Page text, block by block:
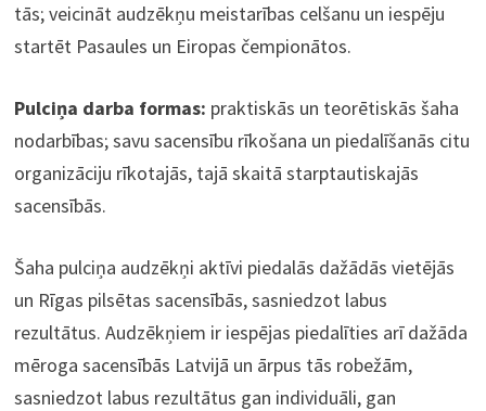
tās; veicināt audzēkņu meistarības celšanu un iespēju
startēt Pasaules un Eiropas čempionātos.
Pulciņa darba formas: praktiskās un teorētiskās šaha
nodarbības; savu sacensību rīkošana un piedalīšanās citu
organizāciju rīkotajās, tajā skaitā starptautiskajās
sacensībās.
Šaha pulciņa audzēkņi aktīvi piedalās dažādās vietējās
un Rīgas pilsētas sacensībās, sasniedzot labus
rezultātus. Audzēkņiem ir iespējas piedalīties arī dažāda
mēroga sacensībās Latvijā un ārpus tās robežām,
sasniedzot labus rezultātus gan individuāli, gan